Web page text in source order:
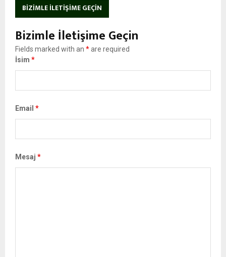
BIZIMLE İLETIŞIME GEÇIN
Bizimle İletişime Geçin
Fields marked with an *are required
İsim *
Email *
Mesaj *